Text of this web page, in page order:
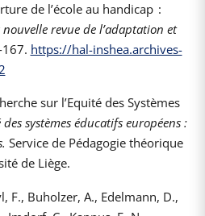
de l’école au handicap :
nouvelle revue de l’adaptation et
https://hal-inshea.archives-
sur l’Equité des Systèmes
des systèmes éducatifs européens :
Service de Pédagogie théorique
de Liège.
F., Buholzer, A., Edelmann, D.,